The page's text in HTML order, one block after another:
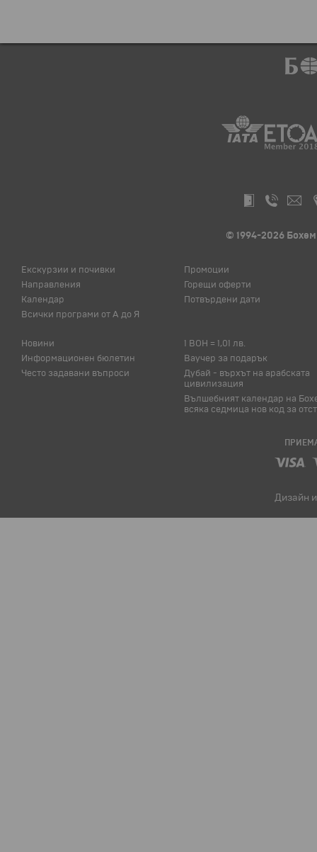
© 1994-2026
Екскурзии и почивки
Направления
Календар
Всички програми от А до Я
Промоции
Горещи оферти
Потвърдени дати
Новини
Информационен бюлетин
Често задавани въпроси
1 BOH = 1,01 лв.
Ваучер за подарък
Дубай - върхът на арабската
цивилизация
Вълшебният календар на
всяка седмица нов код за
Дизайн